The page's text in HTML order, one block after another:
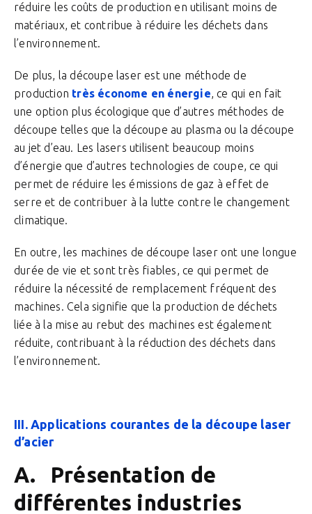
réduire les coûts de production en utilisant moins de
matériaux, et contribue à réduire les déchets dans
l’environnement.
De plus, la découpe laser est une méthode de
production très économe en énergie, ce qui en fait
une option plus écologique que d’autres méthodes de
découpe telles que la découpe au plasma ou la découpe
au jet d’eau. Les lasers utilisent beaucoup moins
d’énergie que d’autres technologies de coupe, ce qui
permet de réduire les émissions de gaz à effet de
serre et de contribuer à la lutte contre le changement
climatique.
En outre, les machines de découpe laser ont une longue
durée de vie et sont très fiables, ce qui permet de
réduire la nécessité de remplacement fréquent des
machines. Cela signifie que la production de déchets
liée à la mise au rebut des machines est également
réduite, contribuant à la réduction des déchets dans
l’environnement.
III. Applications courantes de la découpe laser
d’acier
A. Présentation de
différentes industries